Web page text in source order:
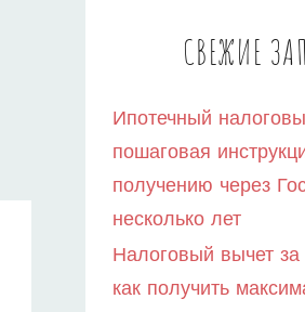
СВЕЖИЕ
Ипотечный
пошаговая
получению через
несколько лет
Налоговый вычет за
как получить